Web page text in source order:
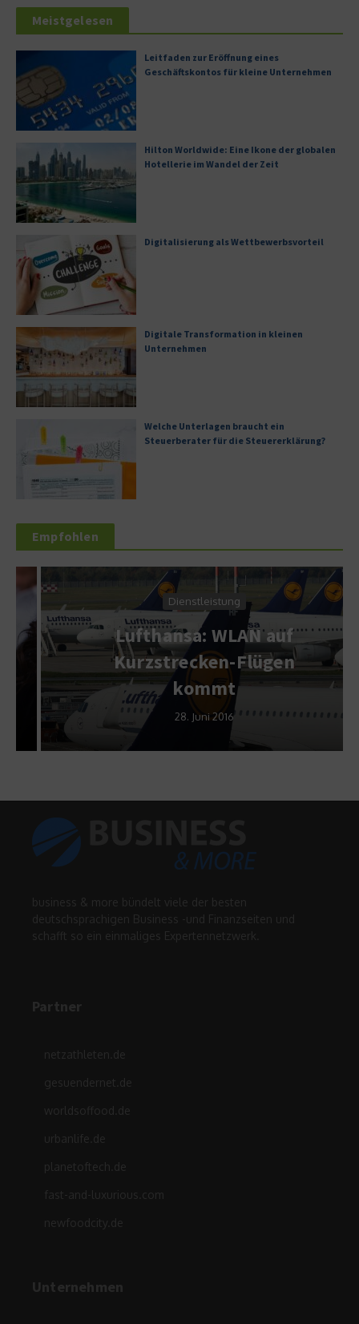
Meistgelesen
Leitfaden zur Eröffnung eines
Geschäftskontos für kleine Unternehmen
Hilton Worldwide: Eine Ikone der globalen
Hotellerie im Wandel der Zeit
Digitalisierung als Wettbewerbsvorteil
Digitale Transformation in kleinen
Unternehmen
Welche Unterlagen braucht ein
Steuerberater für die Steuererklärung?
Empfohlen
Dienstleistung
Lufthansa: WLAN auf
Kurzstrecken-Flügen
kommt
28. Juni 2016
business & more bündelt viele der besten
deutschsprachigen Business -und Finanzseiten und
schafft so ein einmaliges Expertennetzwerk.
Partner
netzathleten.de
gesuendernet.de
worldsoffood.de
urbanlife.de
planetoftech.de
fast-and-luxurious.com
newfoodcity.de
Unternehmen